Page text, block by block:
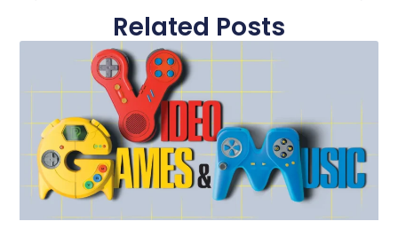
Related Posts